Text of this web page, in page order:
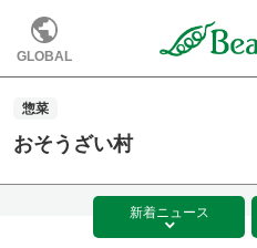
GLOBAL
惣菜
おそうざい村
新着ニュース